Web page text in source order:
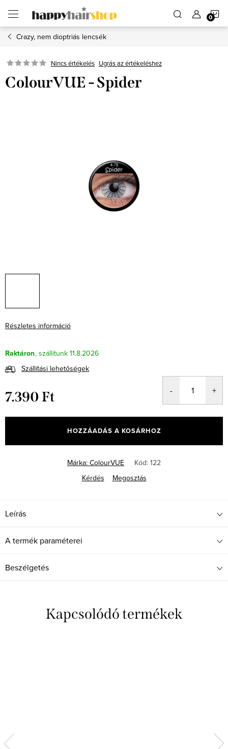
fő
tartalomhozCrazy, nem dioptriás lencsék
Nincs értékelés Ugrás az értékeléshez
ColourVUE - Spider
Részletes információ
Raktáron
11.8.2026
Szállítási lehetőségek
7.390 Ft
HOZZÁADÁS A KOSÁRHOZ
Márka: ColourVUE Kód: 122
Kérdés
Megosztás
Leírás
A termék paraméterei
Beszélgetés
Kapcsolódó termékek